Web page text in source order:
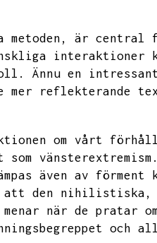
metoden,
är central
interaktioner
Ännu en
mer reflekterande
om vårt
som vänsterextremism.
även av
att den nihilistiska,
menar när de pratar
och